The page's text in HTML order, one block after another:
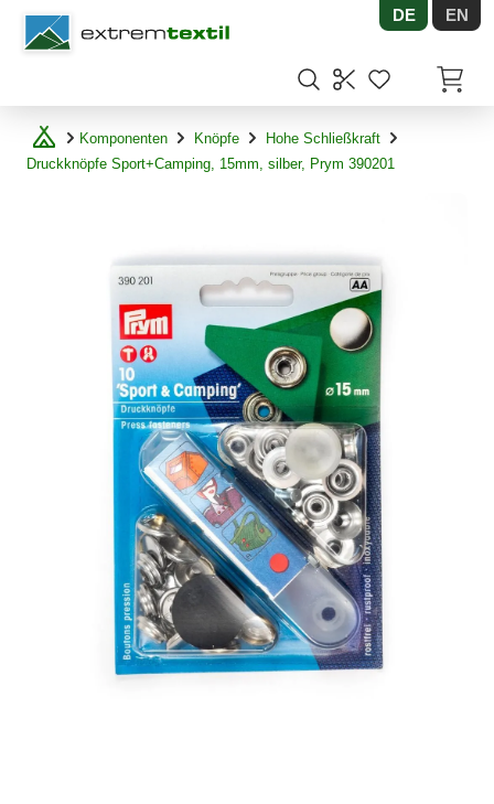
Shopware DE EN
Komponenten Knöpfe
Hohe Schließkraft
Druckknöpfe Sport+Camping, 15mm, silber, Prym 390201